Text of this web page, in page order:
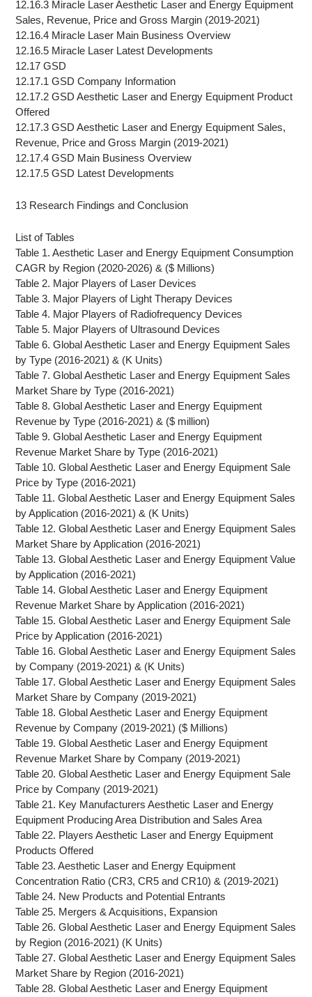
12.16.3 Miracle Laser Aesthetic Laser and Energy Equipment
Sales, Revenue, Price and Gross Margin (2019-2021)
12.16.4 Miracle Laser Main Business Overview
12.16.5 Miracle Laser Latest Developments
12.17 GSD
12.17.1 GSD Company Information
12.17.2 GSD Aesthetic Laser and Energy Equipment Product
Offered
12.17.3 GSD Aesthetic Laser and Energy Equipment Sales,
Revenue, Price and Gross Margin (2019-2021)
12.17.4 GSD Main Business Overview
12.17.5 GSD Latest Developments
13 Research Findings and Conclusion
List of Tables
Table 1. Aesthetic Laser and Energy Equipment Consumption
CAGR by Region (2020-2026) & ($ Millions)
Table 2. Major Players of Laser Devices
Table 3. Major Players of Light Therapy Devices
Table 4. Major Players of Radiofrequency Devices
Table 5. Major Players of Ultrasound Devices
Table 6. Global Aesthetic Laser and Energy Equipment Sales
by Type (2016-2021) & (K Units)
Table 7. Global Aesthetic Laser and Energy Equipment Sales
Market Share by Type (2016-2021)
Table 8. Global Aesthetic Laser and Energy Equipment
Revenue by Type (2016-2021) & ($ million)
Table 9. Global Aesthetic Laser and Energy Equipment
Revenue Market Share by Type (2016-2021)
Table 10. Global Aesthetic Laser and Energy Equipment Sale
Price by Type (2016-2021)
Table 11. Global Aesthetic Laser and Energy Equipment Sales
by Application (2016-2021) & (K Units)
Table 12. Global Aesthetic Laser and Energy Equipment Sales
Market Share by Application (2016-2021)
Table 13. Global Aesthetic Laser and Energy Equipment Value
by Application (2016-2021)
Table 14. Global Aesthetic Laser and Energy Equipment
Revenue Market Share by Application (2016-2021)
Table 15. Global Aesthetic Laser and Energy Equipment Sale
Price by Application (2016-2021)
Table 16. Global Aesthetic Laser and Energy Equipment Sales
by Company (2019-2021) & (K Units)
Table 17. Global Aesthetic Laser and Energy Equipment Sales
Market Share by Company (2019-2021)
Table 18. Global Aesthetic Laser and Energy Equipment
Revenue by Company (2019-2021) ($ Millions)
Table 19. Global Aesthetic Laser and Energy Equipment
Revenue Market Share by Company (2019-2021)
Table 20. Global Aesthetic Laser and Energy Equipment Sale
Price by Company (2019-2021)
Table 21. Key Manufacturers Aesthetic Laser and Energy
Equipment Producing Area Distribution and Sales Area
Table 22. Players Aesthetic Laser and Energy Equipment
Products Offered
Table 23. Aesthetic Laser and Energy Equipment
Concentration Ratio (CR3, CR5 and CR10) & (2019-2021)
Table 24. New Products and Potential Entrants
Table 25. Mergers & Acquisitions, Expansion
Table 26. Global Aesthetic Laser and Energy Equipment Sales
by Region (2016-2021) (K Units)
Table 27. Global Aesthetic Laser and Energy Equipment Sales
Market Share by Region (2016-2021)
Table 28. Global Aesthetic Laser and Energy Equipment